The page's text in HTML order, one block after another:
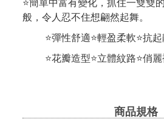
⭐簡單中富有變化，抓住一雙雙
般，令人忍不住想翩然起舞。
⭐彈性舒適⭐輕盈柔軟⭐抗
⭐花瓣造型⭐立體紋路⭐俏
商品規格